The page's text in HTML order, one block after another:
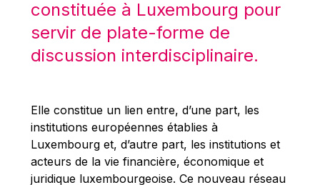
Maroš ŠEFČOVIČ
Martin Bailey
Martine Reicherts
Michael Sohlman
Michel Goedert
Mireille Delmas-Marty
constituée à Luxembourg pour
servir de plate-forme de
discussion interdisciplinaire.
Elle constitue un lien entre, d’une part, les
institutions européennes établies à
Luxembourg et, d’autre part, les institutions et
acteurs de la vie financière, économique et
juridique luxembourgeoise. Ce nouveau réseau